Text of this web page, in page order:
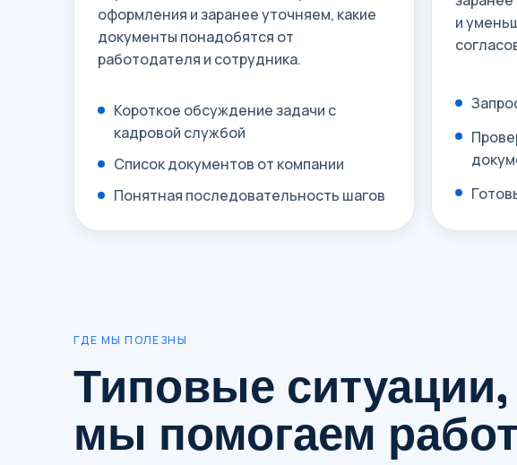
оформления и заранее уточняем, какие
документы понадобятся от
работодателя и сотрудника.
Короткое обсуждение задачи с
кадровой службой
Список документов от компании
Понятная последовательность шагов
и
ГДЕ МЫ ПОЛЕЗНЫ
Типовые
мы помогаем